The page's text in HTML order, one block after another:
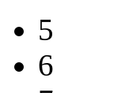
5
6